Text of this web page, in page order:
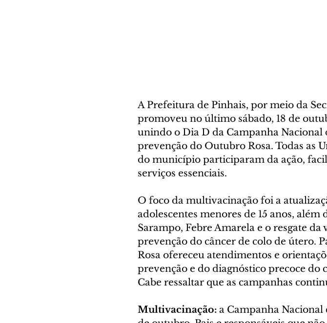
A Prefeitura de Pinhais, por meio da
promoveu no último sábado, 18 de
unindo o Dia D da Campanha Nacional
prevenção do Outubro Rosa. Todas as
do município participaram da ação,
serviços essenciais.
O foco da multivacinação foi a
adolescentes menores de 15 anos,
Sarampo, Febre Amarela e o resgate
prevenção do câncer de colo de útero.
Rosa ofereceu atendimentos e
prevenção e do diagnóstico precoce do
Cabe ressaltar que as campanhas
Multivacinação: a Campanha